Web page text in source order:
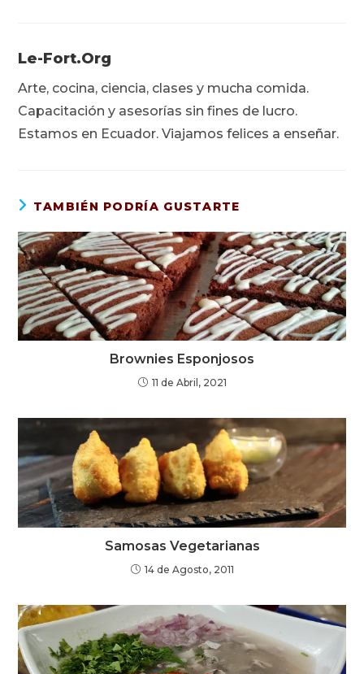
Le-Fort.org
Arte, cocina, ciencia, clases y mucha comida.
Capacitación y asesorías sin fines de lucro.
Estamos en Ecuador. Viajamos felices a enseñar.
TAMBIÉN PODRÍA GUSTARTE
Brownies Esponjosos
11 de Abril, 2021
Samosas Vegetarianas
14 de Agosto, 2011